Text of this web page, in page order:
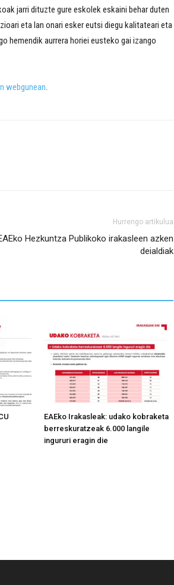
jarri dituzte gure eskolek eskaini behar duten
eta lan onari esker eutsi diegu kalitateari eta
hemendik aurrera horiei eusteko gai izango
webgunean.
Hurrengo artikulua
Hezkuntza Publikoko irakasleen azken
deialdiak
EAEko Irakasleak: udako kobraketa
berreskuratzeak 6.000 langile
ingururi eragin die